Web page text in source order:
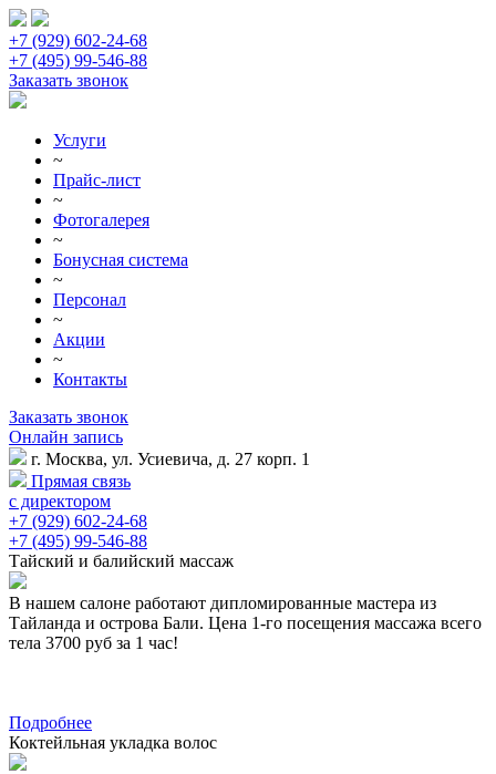
+7 (929) 602-24-68
+7 (495) 99-546-88
Заказать звонок
Услуги
~
Прайс-лист
~
Фотогалерея
~
Бонусная система
~
Персонал
~
Акции
~
Контакты
Заказать звонок
Онлайн запись
г. Москва, ул. Усиевича, д. 27 корп. 1
Прямая связь
с директором
+7 (929) 602-24-68
+7 (495) 99-546-88
Тайский и балийский массаж
В нашем салоне работают дипломированные мастера из
Тайланда и острова Бали. Цена 1-го посещения массажа всего
тела 3700 руб за 1 час!
Подробнее
Коктейльная укладка волос